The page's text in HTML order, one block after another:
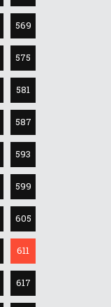
569
575
581
587
593
599
605
611
617